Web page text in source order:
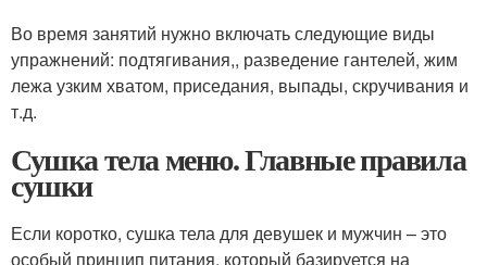
Во время занятий нужно включать следующие виды
упражнений: подтягивания,, разведение гантелей, жим
лежа узким хватом, приседания, выпады, скручивания и
т.д.
Сушка тела меню. Главные правила
сушки
Если коротко, сушка тела для девушек и мужчин – это
особый принцип питания, который базируется на